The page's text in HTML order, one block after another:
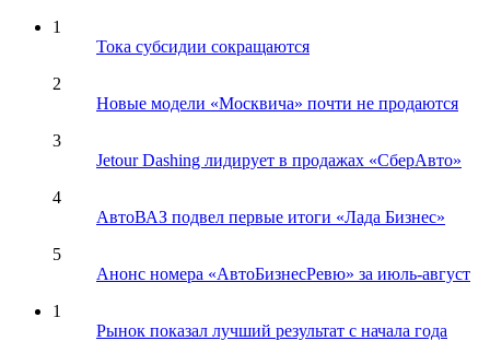
1
Тока субсидии сокращаются
2
Новые модели «Москвича» почти не продаются
3
Jetour Dashing лидирует в продажах «СберАвто»
4
АвтоВАЗ подвел первые итоги «Лада Бизнес»
5
Анонс номера «АвтоБизнесРевю» за июль-август
1
Рынок показал лучший результат с начала года